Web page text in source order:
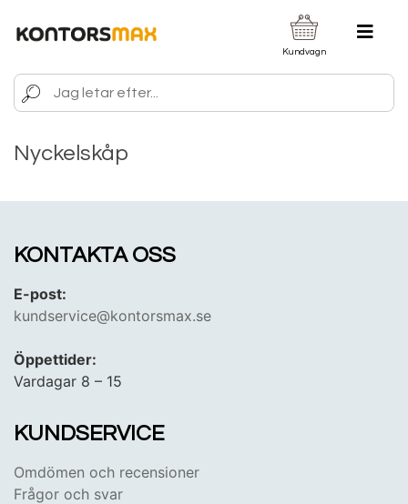
Kundvagn
Nyckelskåp
KONTAKTA OSS
E-post:
kundservice@kontorsmax.se
Öppettider:
Vardagar 8 – 15
KUNDSERVICE
Omdömen och recensioner
Frågor och svar